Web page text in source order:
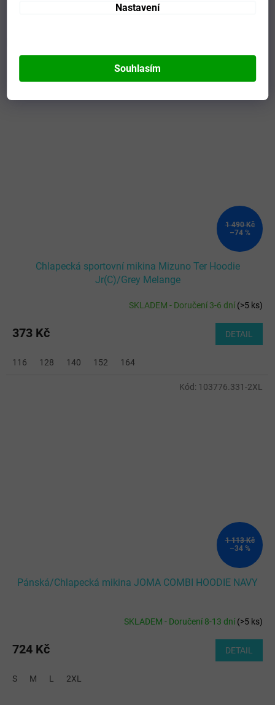
Nastavení
Souhlasím
1 490 Kč
–74 %
Chlapecká sportovní mikina Mizuno Ter Hoodie
Jr(C)/Grey Melange
SKLADEM - Doručení 3-6 dní(>5 ks)
373 Kč DETAIL
116 128 140 152 164
1 113 Kč
–34 %
Pánská/Chlapecká mikina JOMA COMBI HOODIE NAVY
SKLADEM - Doručení 8-13 dní(>5 ks)
724 Kč DETAIL
S M L 2XL
Kód: 103776.331-2XL